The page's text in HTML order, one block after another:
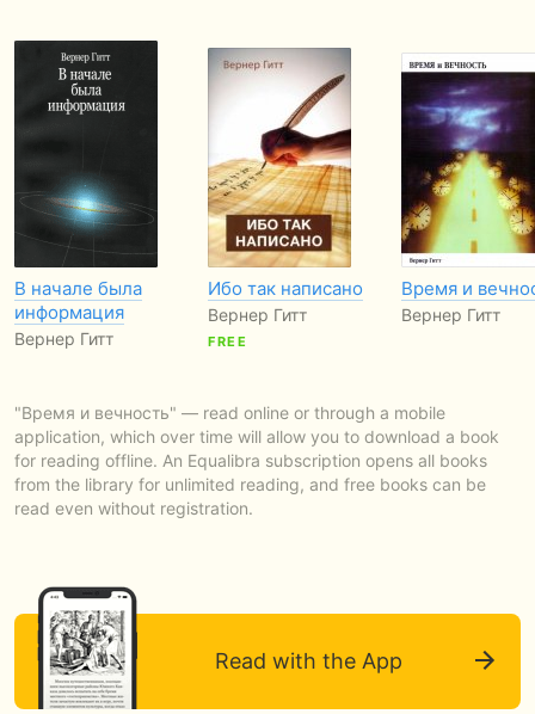
В начале была
информация
Вернер Гитт
Ибо так написано
Вернер Гитт
FREE
Время и
Вернер Гитт
"Время и вечность" — read online or through a mobile
application, which over time will allow you to download a book
for reading offline. An Equalibra subscription opens all books
from the library for unlimited reading, and free books can be
read even without registration.
Read with the App